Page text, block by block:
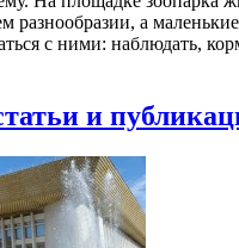
разнообразии, а
с ними: наблюдать,
и